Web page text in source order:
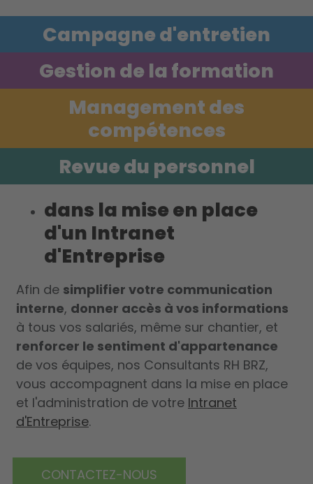
Campagne d'entretien
Gestion de la formation
Management des
compétences
Revue du personnel
dans la mise en place
d'un Intranet
d'Entreprise
Afin de simplifier votre communication
interne, donner accès à vos informations
à tous vos salariés, même sur chantier, et
renforcer le sentiment d'appartenance
de vos équipes, nos Consultants RH BRZ,
vous accompagnent dans la mise en place
et l'administration de votre Intranet
d'Entreprise.
CONTACTEZ-NOUS